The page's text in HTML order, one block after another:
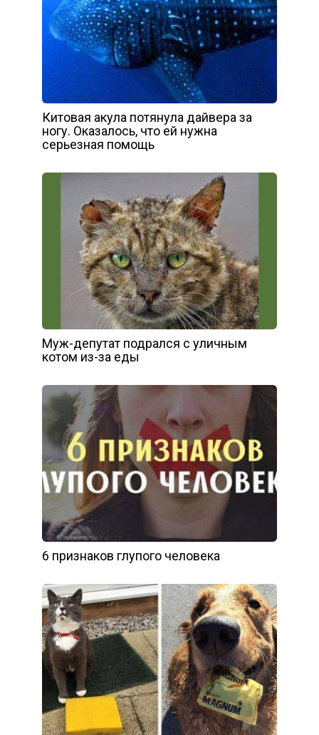
Китовая акула потянула дайвера за
ногу. Оказалось, что ей нужна
серьезная помощь
Муж-депутат подрался с уличным
котом из-за еды
6 признаков глупого человека